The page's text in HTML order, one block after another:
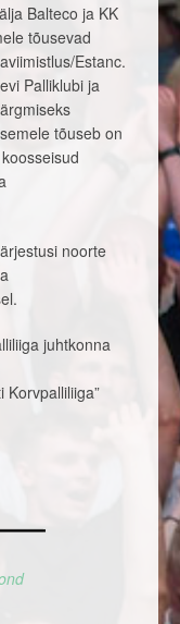
Balteco ja KK
tõusevad
Estanc.
Palliklubi ja
tõuseb on
noorte
juhtkonna
Korvpalliliiga”